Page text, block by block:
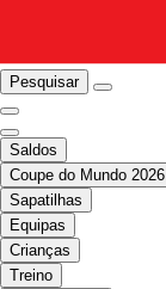
Pesquisar
Saldos
Coupe do Mundo 2026
Sapatilhas
Equipas
Crianças
Treino